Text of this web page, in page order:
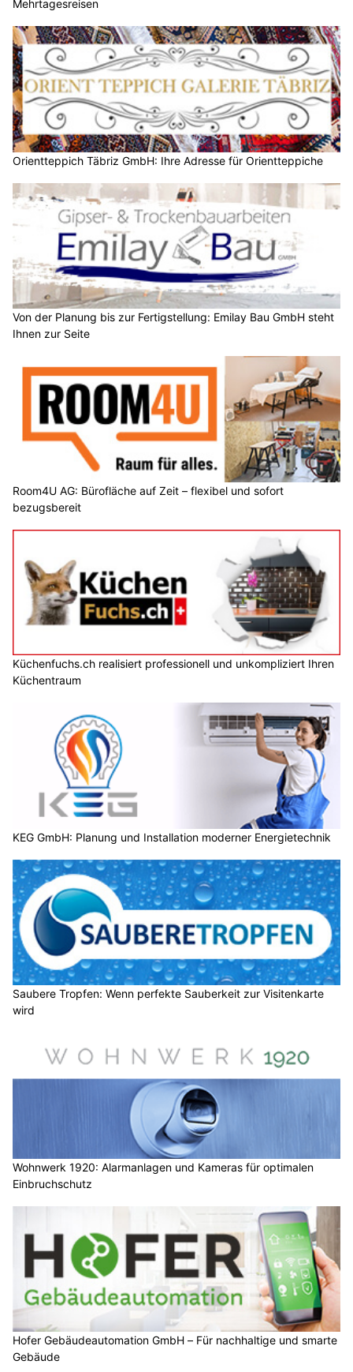
Mehrtagesreisen
Orientteppich Täbriz GmbH: Ihre Adresse für Orientteppiche
Von der Planung bis zur Fertigstellung: Emilay Bau GmbH steht
Ihnen zur Seite
Room4U AG: Bürofläche auf Zeit – flexibel und sofort
bezugsbereit
Küchenfuchs.ch realisiert professionell und unkompliziert Ihren
Küchentraum
KEG GmbH: Planung und Installation moderner Energietechnik
Saubere Tropfen: Wenn perfekte Sauberkeit zur Visitenkarte
wird
Wohnwerk 1920: Alarmanlagen und Kameras für optimalen
Einbruchschutz
Hofer Gebäudeautomation GmbH – Für nachhaltige und smarte
Gebäude